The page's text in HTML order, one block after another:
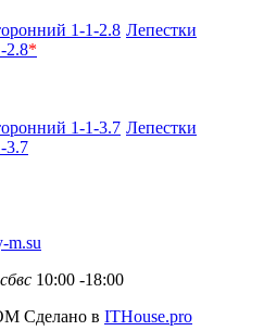
Лепестки
2.8*
Лепестки
3.7
m.su
сбвс 10:00 -18:00
Сделано в ITHouse.pro